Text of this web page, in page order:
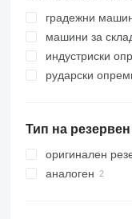
градежни
багери
багери-
кранови
ваљаци
грејдери
мини
други
машини за
виљушкари
дизел
индустриски
електрични
рударски
Тип на
оригинален
аналоген